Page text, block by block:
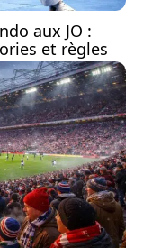
aux JO :
et règles